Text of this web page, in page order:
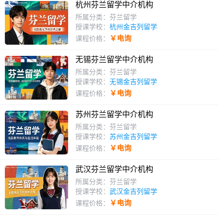
杭州芬兰留学中介机构
所属分类：芬兰留学
授课学校： 杭州金吉列留学
课程价格：
￥电询
无锡芬兰留学中介机构
所属分类：芬兰留学
授课学校： 无锡金吉列留学
课程价格：
￥电询
苏州芬兰留学中介机构
所属分类：芬兰留学
授课学校： 苏州金吉列留学
课程价格：
￥电询
武汉芬兰留学中介机构
所属分类：芬兰留学
授课学校： 武汉金吉列留学
课程价格：
￥电询